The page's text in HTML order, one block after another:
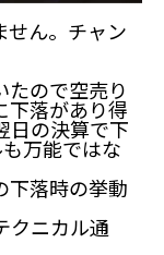
せん。チャン
たので空売り
下落があり得
日の決算で下
万能ではな
下落時の挙動
クニカル通